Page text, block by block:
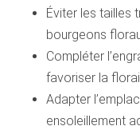
Éviter les tailles
bourgeons
Compléter
favoriser la
Adapter
ensoleillement